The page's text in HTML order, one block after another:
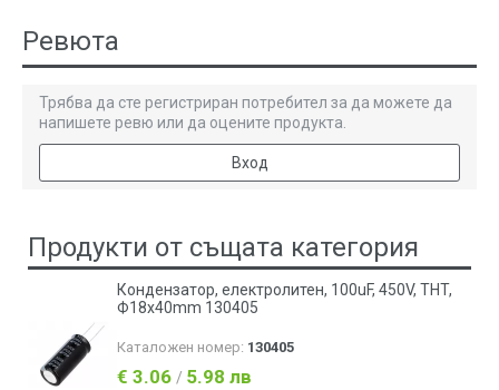
Ревюта
Трябва да сте регистриран потребител за да можете да
напишете ревю или да оцените продукта.
Вход
Продукти от същата категория
Кондензатор, електролитен, 100uF, 450V, THT,
Ф18x40mm 130405
Каталожен номер: 130405
€ 3.06 / 5.98 лв